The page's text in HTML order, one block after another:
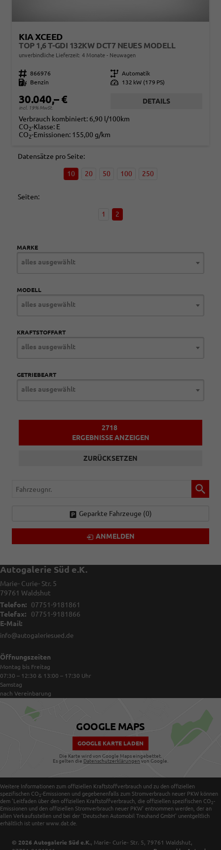
KIA XCEED
TOP 1,6 T-GDI 132KW DCT7 NEUES MODELL
unverbindliche Lieferzeit: 4 Monate Neuwagen
Fahrzeugnr. 866976 Getriebe Automatik
Kraftstoff
Benzin Leistung 132 kW (179 PS)
30.040,– €
incl. 19% MwSt.
DETAILS
Verbrauch kombiniert: 6,90 l/100km
CO2-Klasse: E
CO2-Emissionen: 155,00 g/km
Datensätze pro Seite:
10 20 50 100 250
Seiten:
1 2
MARKE
alles ausgewählt
MODELL
alles ausgewählt
KRAFTSTOFFART
alles ausgewählt
GETRIEBEART
alles ausgewählt
2718
ERGEBNISSE ANZEIGEN
ZURÜCKSETZEN
Fahrzeugnr.
Geparkte Fahrzeuge (0)
ANMELDEN
Autogalerie Süd e.K.
Marie- Curie- Str. 5
79761 Waldshut
Telefon:
07751-9181861
Telefax:
07751-9181866
E-Mail:
info@autogaleriesued.de
Öffnungszeiten
Montag bis Freitag
07:30 – 12:30 & 13:00 – 17:30 Uhr
Samstag
nach Vereinbarung
GOOGLE MAPS
GOOGLE KARTE LADEN
Die Karte wird von Google Maps eingebettet.
Es gelten die Datenschutzerklärungen von Google.
Weitere Informationen zum offiziellen Kraftstoffverbrauch und zu den offiziellen
spezifischen CO 2-Emissionen und gegebenenfalls zum Stromverbrauch neuer PKW können
dem 'Leitfaden über den offiziellen Kraftstoffverbrauch, die offiziellen spezifischen CO 2-
Emissionen und den offiziellen Stromverbrauch neuer PKW' entnommen werden, der an
allen Verkaufsstellen und bei der 'Deutschen Automobil Treuhand GmbH' unentgeltlich
erhältlich ist unter www.dat.de.
© 2026 Autogalerie Süd e.K., Marie- Curie- Str. 5, 79761 Waldshut,